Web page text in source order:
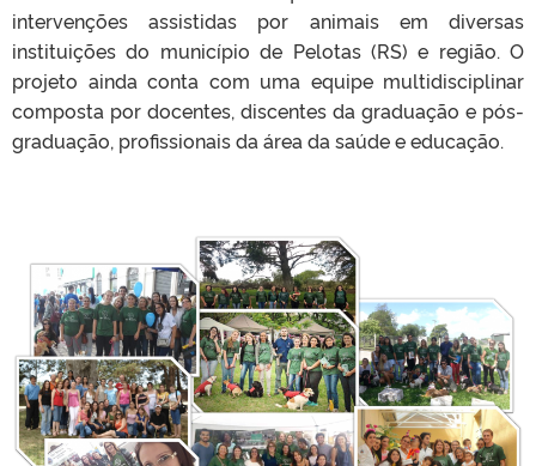
intervenções assistidas por animais em diversas
instituições do município de Pelotas (RS) e região. O
projeto ainda conta com uma equipe multidisciplinar
composta por docentes, discentes da graduação e pós-
graduação, profissionais da área da saúde e educação.